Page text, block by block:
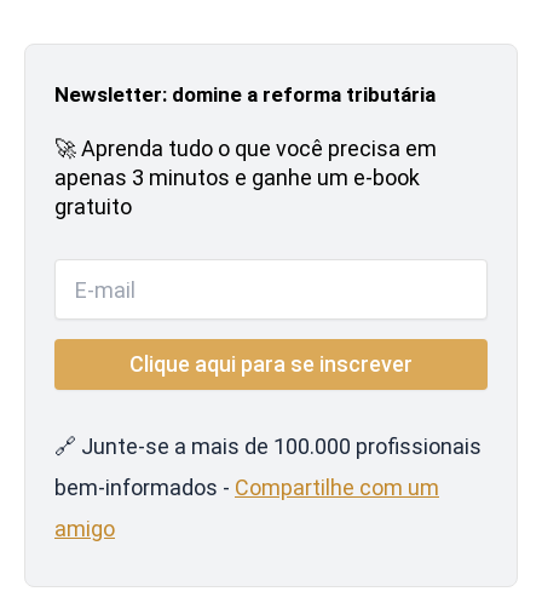
Newsletter: domine a reforma tributária
🚀 Aprenda tudo o que você precisa em
apenas 3 minutos e ganhe um e-book
gratuito
🔗 Junte-se a mais de 100.000 profissionais
bem-informados - Compartilhe com um
amigo